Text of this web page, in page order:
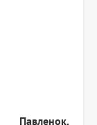
Павленок.